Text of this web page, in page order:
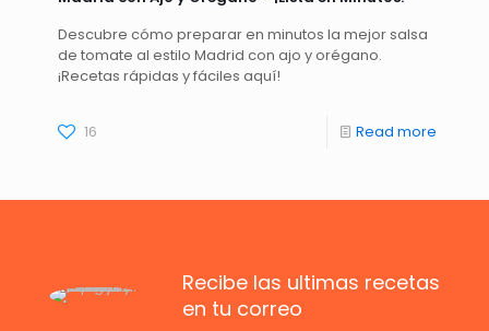
Descubre cómo preparar en minutos la mejor salsa
de tomate al estilo Madrid con ajo y orégano.
¡Recetas rápidas y fáciles aquí!
16 Read more
Recibe las ultimas recetas
en tu correo